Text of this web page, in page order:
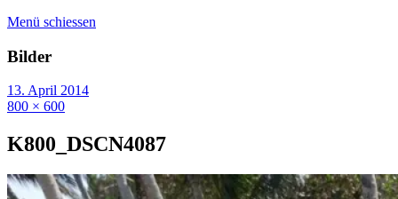
Menü schiessen
Bilder
13. April 2014
800 × 600
K800_DSCN4087